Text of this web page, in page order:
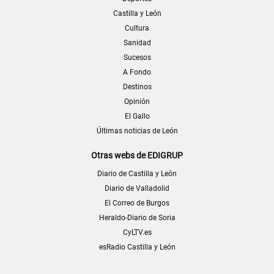
Castilla y León
Cultura
Sanidad
Sucesos
A Fondo
Destinos
Opinión
El Gallo
Últimas noticias de León
Otras webs de EDIGRUP
Diario de Castilla y León
Diario de Valladolid
El Correo de Burgos
Heraldo-Diario de Soria
CyLTV.es
esRadio Castilla y León